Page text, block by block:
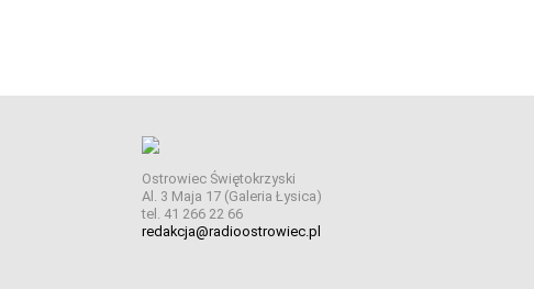
Ostrowiec Świętokrzyski
Al. 3 Maja 17 (Galeria Łysica)
tel. 41 266 22 66
redakcja@radioostrowiec.pl